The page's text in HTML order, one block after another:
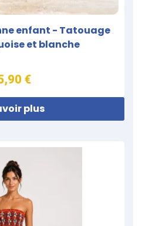
enfant - Tatouage
et blanche
€
plus